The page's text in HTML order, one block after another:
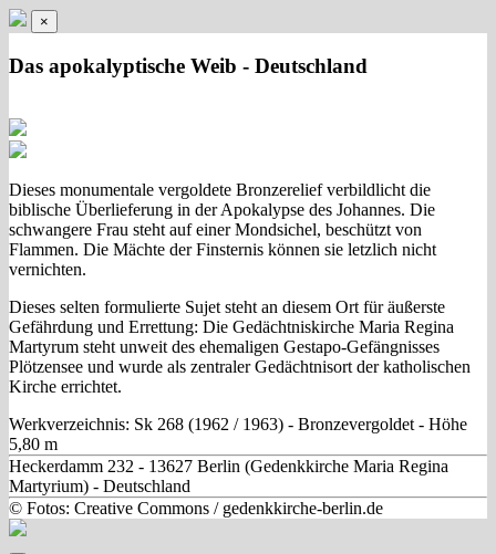
×
Das apokalyptische Weib - Deutschland
Dieses monumentale vergoldete Bronzerelief verbildlicht die
biblische Überlieferung in der Apokalypse des Johannes. Die
schwangere Frau steht auf einer Mondsichel, beschützt von
Flammen. Die Mächte der Finsternis können sie letzlich nicht
vernichten.
Dieses selten formulierte Sujet steht an diesem Ort für äußerste
Gefährdung und Errettung: Die Gedächtniskirche Maria Regina
Martyrum steht unweit des ehemaligen Gestapo-Gefängnisses
Plötzensee und wurde als zentraler Gedächtnisort der katholischen
Kirche errichtet.
Werkverzeichnis: Sk 268 (1962 / 1963) - Bronzevergoldet - Höhe
5,80 m
Heckerdamm 232 - 13627 Berlin (Gedenkkirche Maria Regina
Martyrium) - Deutschland
© Fotos: Creative Commons / gedenkkirche-berlin.de